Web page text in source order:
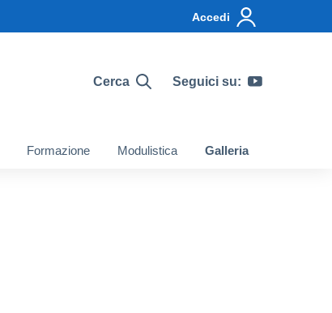
Accedi
Cerca Seguici su:
Formazione Modulistica Galleria